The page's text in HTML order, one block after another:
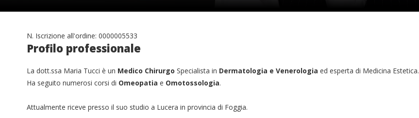
N. Iscrizione all'ordine: 0000005533
Profilo professionale
La dott.ssa Maria Tucci è un Medico Chirurgo Specialista in Dermatologia e Venerologia ed esperta di Medicina Estetica.
Ha seguito numerosi corsi di Omeopatia e Omotossologia.
Attualmente riceve presso il suo studio a Lucera in provincia di Foggia.